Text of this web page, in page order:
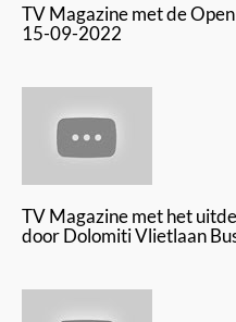
TV Magazine met de
15-09-2022
TV Magazine met het
door Dolomiti Vlietlaan